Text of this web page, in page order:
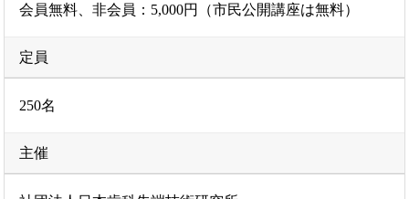
会員無料、非会員：5,000円（市民公開講座は無料）
定員
250名
主催